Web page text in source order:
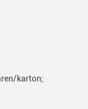
karton;